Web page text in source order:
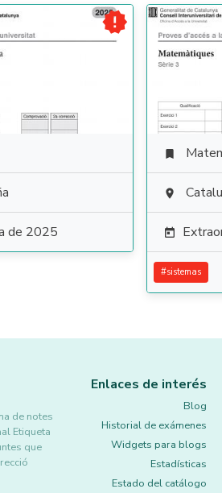

de 2025



#sistemas
de notes
Etiqueta
que
Enlaces de interés
Blog
Historial de exámenes
Widgets para blogs
Estadísticas
Estado del catálogo